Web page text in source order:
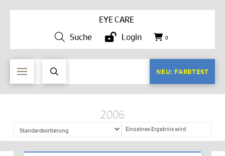
EYE CARE
Suche
Login 0
NEU: FARBTEST
2006
Einzelnes Ergebnis wird
angezeigt